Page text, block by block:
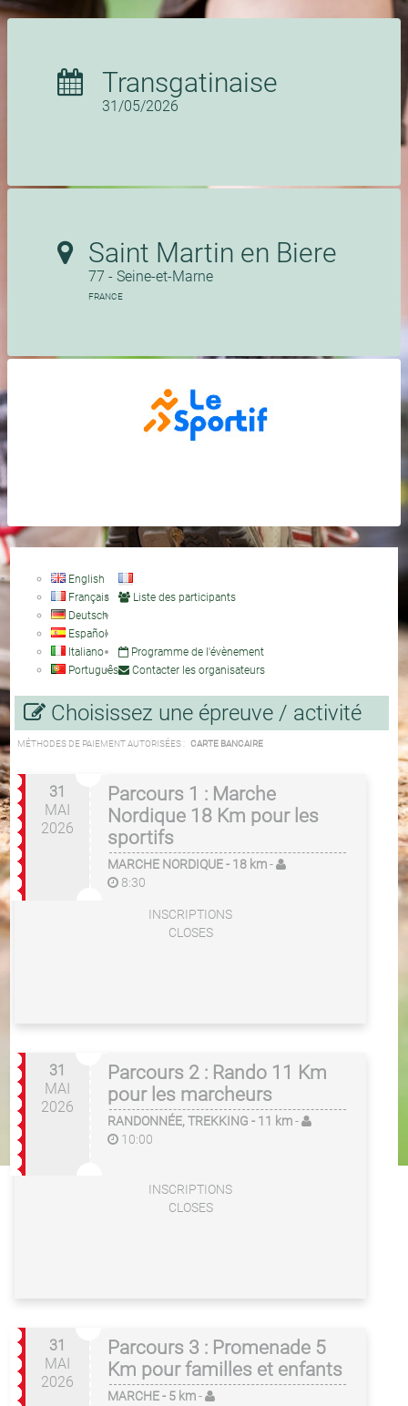
Transgatinaise
31/05/2026
Saint Martin en Biere
77 - Seine-et-Marne
FRANCE
English
Français
Deutsch
Español
Italiano
Português
Liste des participants
Programme de l'évènement
Contacter les organisateurs
Choisissez une épreuve / activité
MÉTHODES DE PAIEMENT AUTORISÉES : CARTE BANCAIRE
31
MAI
2026
Parcours 1 : Marche
Nordique 18 Km pour les
sportifs
MARCHE NORDIQUE- 18 km-
8:30
INSCRIPTIONS
CLOSES
31
MAI
2026
Parcours 2 : Rando 11 Km
pour les marcheurs
RANDONNÉE, TREKKING - 11 km-
10:00
INSCRIPTIONS
CLOSES
31
MAI
2026
Parcours 3 : Promenade 5
Km pour familles et enfants
MARCHE- 5 km-